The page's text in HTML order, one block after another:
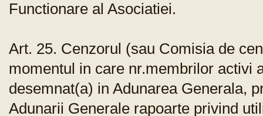
Functionare al Asociatiei.
Art. 25. Cenzorul (sau Comisia de
momentul in care nr.membrilor activi
desemnat(a) in Adunarea Generala,
Adunarii Generale rapoarte privind